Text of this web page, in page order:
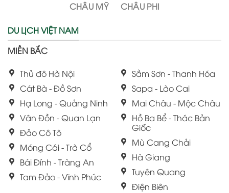
CHÂU MỸ
CHÂU PHI
DU LỊCH VIỆT NAM
MIỀN BẮC
Thủ đô Hà Nội
Cát Bà - Đồ Sơn
Hạ Long - Quảng Ninh
Vân Đồn - Quan Lạn
Đảo Cô Tô
Móng Cái - Trà Cổ
Bái Đính - Tràng An
Tam Đảo - Vĩnh Phúc
Sầm Sơn - Thanh Hóa
Sapa - Lào Cai
Mai Châu - Mộc Châu
Hồ Ba Bể - Thác Bản
Giốc
Mù Cang Chải
Hà Giang
Tuyên Quang
Điện Biên